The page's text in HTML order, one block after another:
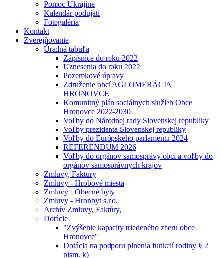
Pomoc Ukrajine
Kalendár podujatí
Fotogaléria
Kontakt
Zverejňovanie
Úradná tabuľa
Zápisnice do roku 2022
Uznesenia do roku 2022
Pozemkové úpravy
Združenie obcí AGLOMERÁCIA
HRONOVCE
Komunitný plán sociálnych služieb Obce
Hronovce 2022-2030
Voľby do Národnej rady Slovenskej republiky
Voľby prezidenta Slovenskej republiky
Voľby do Európskeho parlamentu 2024
REFERENDUM 2026
Voľby do orgánov samosprávy obcí a voľby do
orgánov samosprávnych krajov
Zmluvy, Faktury
Zmluvy - Hrobové miesta
Zmluvy - Obecné byty
Zmluvy - Hronbyt s.r.o.
Archív Zmluvy, Faktúry,
Dotácie
"Zvýšenie kapacity triedeného zberu obce
Hronovce"
Dotácia na podporu plnenia funkcií rodiny § 2
pism. k)